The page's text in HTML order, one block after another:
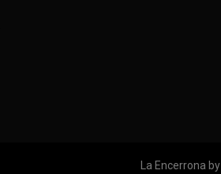
La Encerrona by